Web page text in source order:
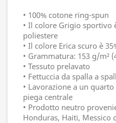
• 100% cotone ring-spun
• Il colore Grigio sportivo
poliestere
• Il colore Erica scuro è
• Grammatura: 153 g/m²
• Tessuto prelavato
• Fettuccia da spalla a
• Lavorazione a un
piega centrale
• Prodotto neutro
Honduras, Haiti, Messico